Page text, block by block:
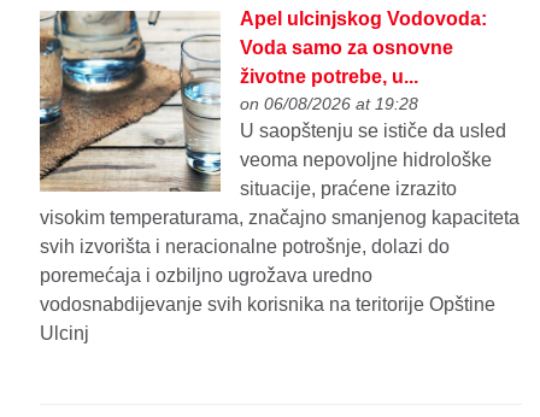
Apel ulcinjskog Vodovoda:
Voda samo za osnovne
životne potrebe, u...
on 06/08/2026 at 19:28
U saopštenju se ističe da usled
veoma nepovoljne hidrološke
situacije, praćene izrazito
visokim temperaturama, značajno smanjenog kapaciteta
svih izvorišta i neracionalne potrošnje, dolazi do
poremećaja i ozbiljno ugrožava uredno
vodosnabdijevanje svih korisnika na teritorije Opštine
Ulcinj